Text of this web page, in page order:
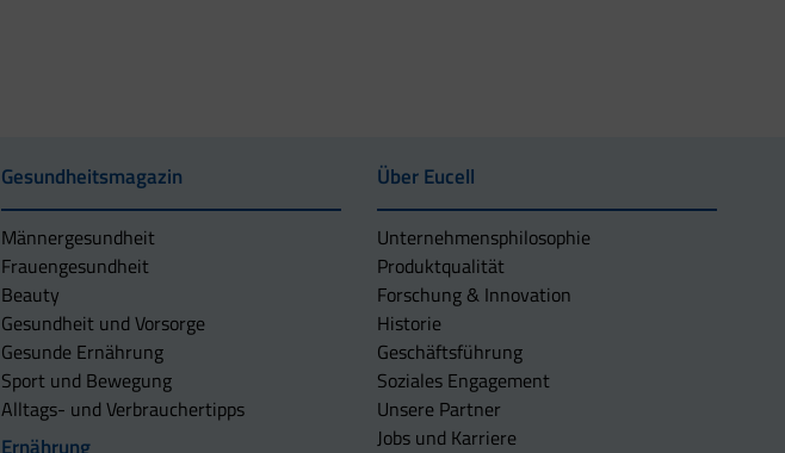
Gesundheitsmagazin
Männergesundheit
Frauengesundheit
Beauty
Gesundheit und Vorsorge
Gesunde Ernährung
Sport und Bewegung
Alltags- und Verbrauchertipps
Ernährung
Über Eucell
Unternehmens­philosophie
Produktqualität
Forschung & Innovation
Historie
Geschäftsführung
Soziales Engagement
Unsere Partner
Jobs und Karriere